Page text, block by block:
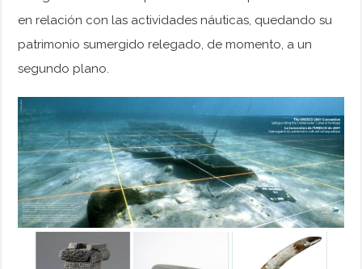
en relación con las actividades náuticas, quedando su
patrimonio sumergido relegado, de momento, a un
segundo plano.